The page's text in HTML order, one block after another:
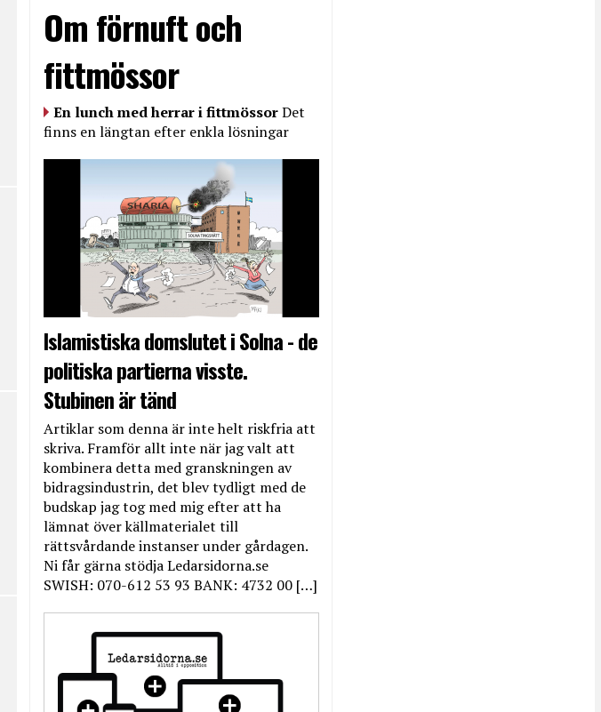
Om förnuft och
fittmössor
En lunch med herrar i fittmössorDet
finns en längtan efter enkla lösningar
Islamistiska domslutet i Solna - de
politiska partierna visste.
Stubinen är tänd
Artiklar som denna är inte helt riskfria att
skriva. Framför allt inte när jag valt att
kombinera detta med granskningen av
bidragsindustrin, det blev tydligt med de
budskap jag tog med mig efter att ha
lämnat över källmaterialet till
rättsvårdande instanser under gårdagen.
Ni får gärna stödja Ledarsidorna.se
SWISH: 070-612 53 93 BANK: 4732 00 […]